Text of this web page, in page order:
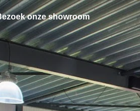
onze showroom